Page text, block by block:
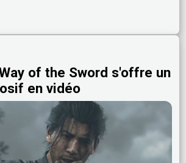
of the Sword s'offre un
en vidéo